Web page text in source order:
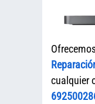
cualquier